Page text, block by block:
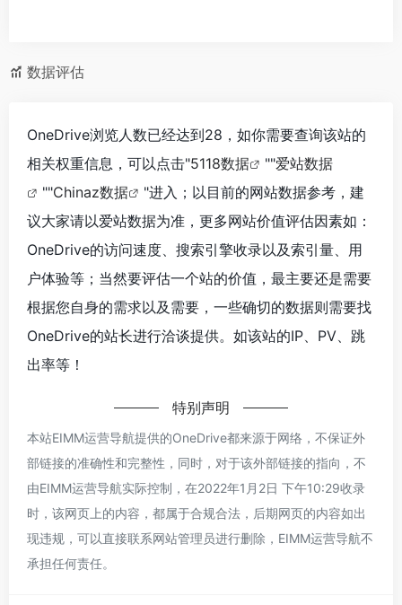
数据评估
OneDrive浏览人数已经达到28，如你需要查询该站的
相关权重信息，可以点击"5118数据 ""爱站数据
""Chinaz数据
"进入；以目前的网站数据参考，建
议大家请以爱站数据为准，更多网站价值评估因素如：
OneDrive的访问速度、搜索引擎收录以及索引量、用
户体验等；当然要评估一个站的价值，最主要还是需要
根据您自身的需求以及需要，一些确切的数据则需要找
OneDrive的站长进行洽谈提供。如该站的IP、PV、跳
出率等！
特别声明
本站EIMM运营导航提供的OneDrive都来源于网络，不保证外
部链接的准确性和完整性，同时，对于该外部链接的指向，不
由EIMM运营导航实际控制，在2022年1月2日 下午10:29收录
时，该网页上的内容，都属于合规合法，后期网页的内容如出
现违规，可以直接联系网站管理员进行删除，EIMM运营导航不
承担任何责任。